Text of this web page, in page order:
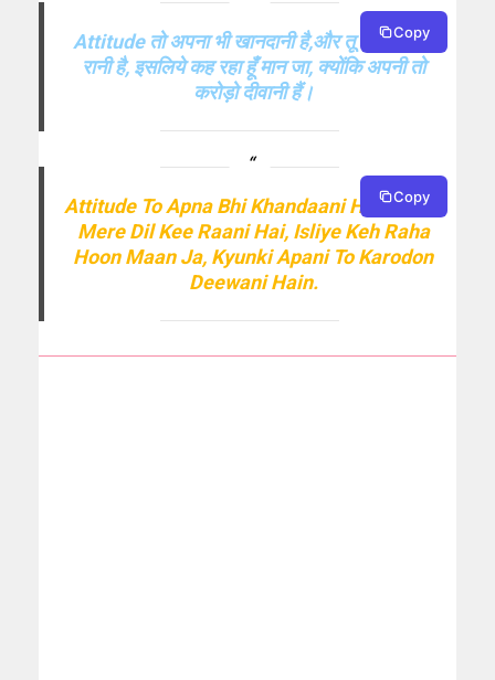
Attitude तो अपना भी खानदानी है,और तू मेरे दिल की
रानी है, इसलिये कह रहा हूँ मान जा, क्योंकि अपनी तो
करोड़ो दीवानी हैं।
Copy
Attitude To Apna Bhi Khandaani Hai,Aur Tu
Mere Dil Kee Raani Hai, Isliye Keh Raha
Hoon Maan Ja, Kyunki Apani To Karodon
Deewani Hain.
Copy